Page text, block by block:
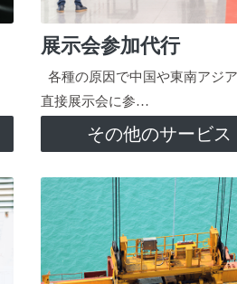
展示会参加代行
各種の原因で中国や東南アジ
直接展示会に参…
その他のサービス